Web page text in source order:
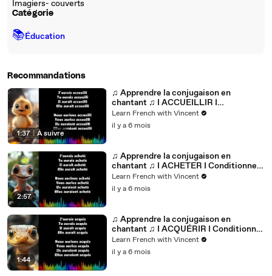
Imagiers- couverts
Catégorie
📚Éducation
Recommandations
1:37 | À suivre
♫ Apprendre la conjugaison en
chantant ♫ I ACCUEILLIR I
Conditionnel Passé_
Learn French with Vincent
il y a 6 mois
2:57
♫ Apprendre la conjugaison en
chantant ♫ I ACHETER I Conditionnel
Passé_
Learn French with Vincent
il y a 6 mois
1:44
♫ Apprendre la conjugaison en
chantant ♫ I ACQUÉRIR I Conditionnel
Passé_
Learn French with Vincent
il y a 6 mois